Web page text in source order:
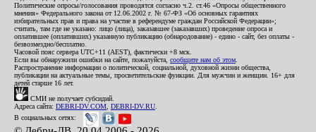
Политические опросы/голосования проводятся согласно ч.2. ст.46 «Опросы общественного
мнения» Федерального закона от 12.06.2002 г. № 67-ФЗ «Об основных гарантиях
избирательных прав и права на участие в референдуме граждан Российской Федерации»;
считать, там где не указано: лицо (лица), заказавшее (заказавших) проведение опроса и
оплатившее (оплативших) указанную публикацию (обнародование) - едино - сайт, без оплаты -
безвозмездно/бесплатно.
Часовой пояс сервера UTC+11 (AEST), фактически +8 мск.
Если вы обнаружили ошибки на сайте, пожалуйста, сообщите нам об этом
Распространение информации о политической, социальной, духовной жизни общества,
публикации на актуальные темы, просветительские функции. Для мужчин и женщин. 16+ для
детей старше 16 лет.
СМИ не получает субсидий.
Адреса сайта: DEBRI-DV.COM DEBRI-DV.RU
В социальных сетях: